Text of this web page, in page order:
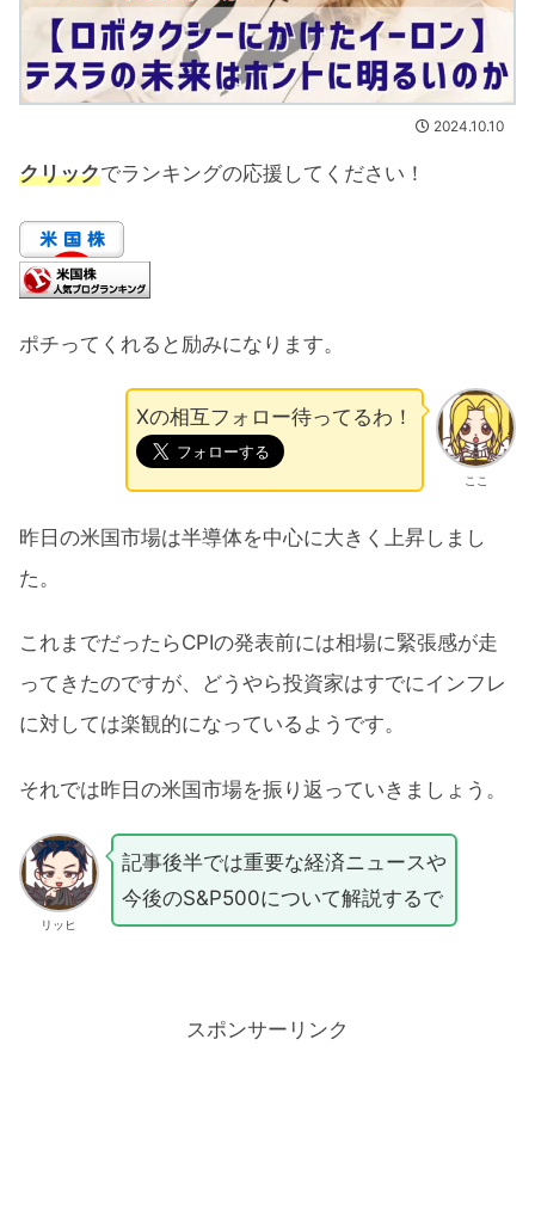
2024.10.10
クリックでランキングの応援してください！
ポチってくれると励みになります。
ここ
Xの相互フォロー待ってるわ！
昨日の米国市場は半導体を中心に大きく上昇しまし
た。
これまでだったらCPIの発表前には相場に緊張感が走
ってきたのですが、どうやら投資家はすでにインフレ
に対しては楽観的になっているようです。
それでは昨日の米国市場を振り返っていきましょう。
リッヒ
記事後半では重要な経済ニュースや
今後のS&P500について解説するで
スポンサーリンク